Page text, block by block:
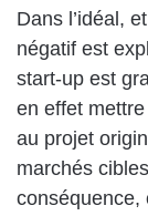
Dans l’idéal,
négatif est
start-up est
en effet
au projet
marchés
conséquence,